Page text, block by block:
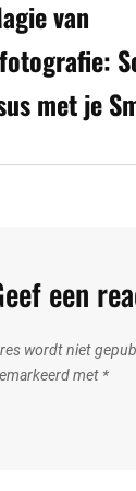
van
met je
een
wordt niet
met *